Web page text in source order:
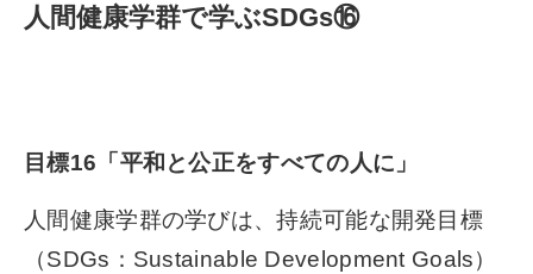
人間健康学群で学ぶSDGs⑯
目標16「平和と公正をすべての人に」
人間健康学群の学びは、持続可能な開発目標
（SDGs：Sustainable Development Goals）